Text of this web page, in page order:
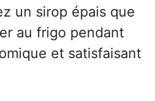
un sirop épais que
au frigo pendant
et satisfaisant